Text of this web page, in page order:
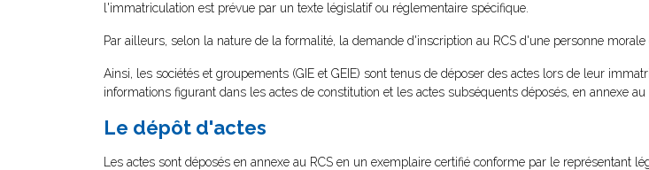
l'immatriculation est prévue par un texte législatif ou réglementaire spécifique.
Par ailleurs, selon la nature de la formalité, la demande d'inscription au RCS d'une personne
Ainsi, les sociétés et groupements (GIE et GEIE) sont tenus de déposer des actes lors de leur
informations figurant dans les actes de constitution et les actes subséquents déposés, en annexe au
Le dépôt d'actes
Les actes sont déposés en annexe au RCS en un exemplaire certifié conforme par le représentant